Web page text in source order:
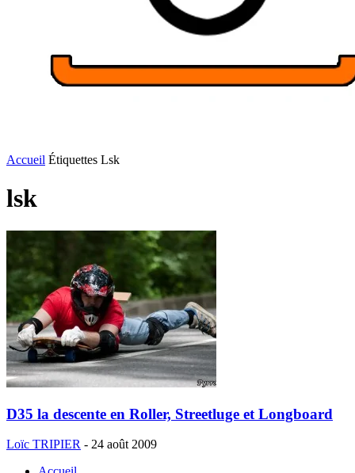
Accueil Étiquettes Lsk
lsk
D35 la descente en Roller, Streetluge et Longboard
Loïc TRIPIER - 24 août 2009